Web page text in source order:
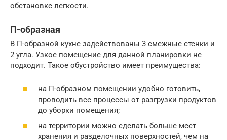
обстановке легкости.
П-образная
В П-образной кухне задействованы 3 смежные стенки и
2 угла. Узкое помещение для данной планировки не
подходит. Такое обустройство имеет преимущества:
на П-образном помещении удобно готовить,
проводить все процессы от разгрузки продуктов
до уборки помещения;
на территории можно сделать больше мест
хранения и разделочных поверхностей, чем на